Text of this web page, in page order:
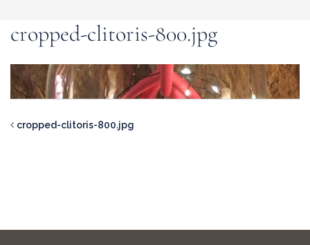
cropped-clitoris-800.jpg
cropped-clitoris-800.jpg